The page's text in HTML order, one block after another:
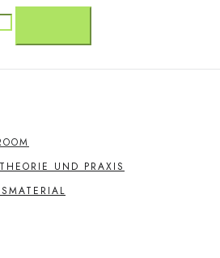
UND PRAXIS